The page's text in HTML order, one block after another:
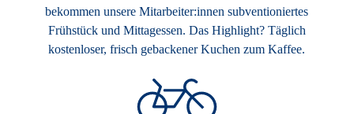
bekommen unsere Mitarbeiter:innen subventioniertes
Frühstück und Mittagessen. Das Highlight? Täglich
kostenloser, frisch gebackener Kuchen zum Kaffee.